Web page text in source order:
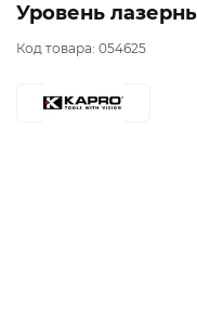
Уровень
Код товара: 054625